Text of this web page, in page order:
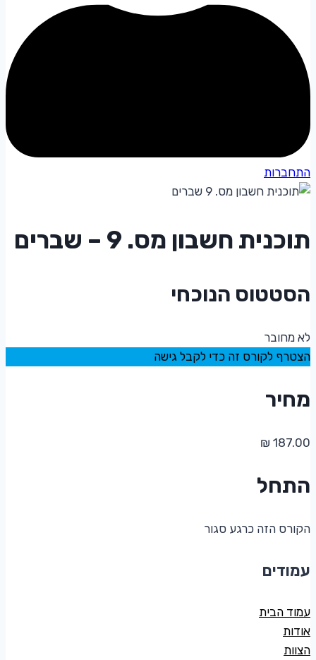
התחברות
תוכנית חשבון מס. 9 – שברים
הסטטוס הנוכחי
לא מחובר
הצטרף לקורס זה כדי לקבל גישה
מחיר
התחל
הקורס הזה כרגע סגור
עמודים
עמוד הבית
אודות
הצוות